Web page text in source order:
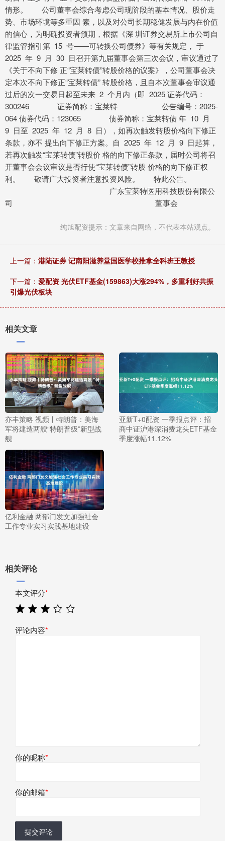
情形。 公司董事会综合考虑公司现阶段的基本情况、股价走
势、市场环境等多重因 素，以及对公司长期稳健发展与内在价值
的信心，为明确投资者预期，根据《深 圳证券交易所上市公司自
律监管指引第 15 号——可转换公司债券》等有关规定， 于
2025 年 9 月 30 日召开第九届董事会第三次会议，审议通过了
《关于不向下修 正“宝莱转债”转股价格的议案》，公司董事会决
定本次不向下修正“宝莱转债” 转股价格，且自本次董事会审议通
过后的次一交易日起至未来 2 个月内（即 2025 证券代码：
300246 证券简称：宝莱特 公告编号：2025-
064 债券代码：123065 债券简称：宝莱转债 年 10 月
9 日至 2025 年 12 月 8 日），如再次触发转股价格向下修正
条款，亦不 提出向下修正方案。自 2025 年 12 月 9 日起算，
若再次触发“宝莱转债”转股价 格的向下修正条款，届时公司将召
开董事会会议审议是否行使“宝莱转债”转股 价格的向下修正权
利。 敬请广大投资者注意投资风险。 特此公告。
广东宝莱特医用科技股份有限公
司 董事会
纯旭配资提示：文章来自网络，不代表本站观点。
上一篇： 港陆证券 记南阳滋养堂国医学校推拿全科班王教授
下一篇： 爱配资 光伏ETF基金(159863)大涨294%，多重利好共振
引爆光伏板块
相关文章
亦丰策略 视频丨特朗普：美海
军将建造两艘“特朗普级”新型战
舰
亚新T+0配资 一季报点评：招
商中证沪港深消费龙头ETF基金
季度涨幅11.12%
亿利金融 两部门发文加强社会
工作专业实习实践基地建设
相关评论
本文评分*
评论内容*
你的昵称*
你的邮箱*
提交评论